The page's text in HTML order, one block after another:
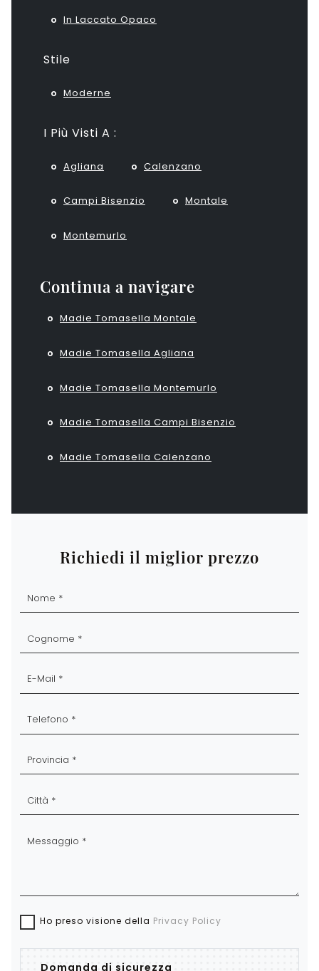
In Laccato Opaco
Stile
Moderne
I Più Visti A :
Agliana Calenzano
Campi Bisenzio Montale
Montemurlo
Continua a navigare
Madie Tomasella Montale
Madie Tomasella Agliana
Madie Tomasella Montemurlo
Madie Tomasella Campi Bisenzio
Madie Tomasella Calenzano
Richiedi il miglior prezzo
Ho preso visione della Privacy Policy
Domanda di sicurezza